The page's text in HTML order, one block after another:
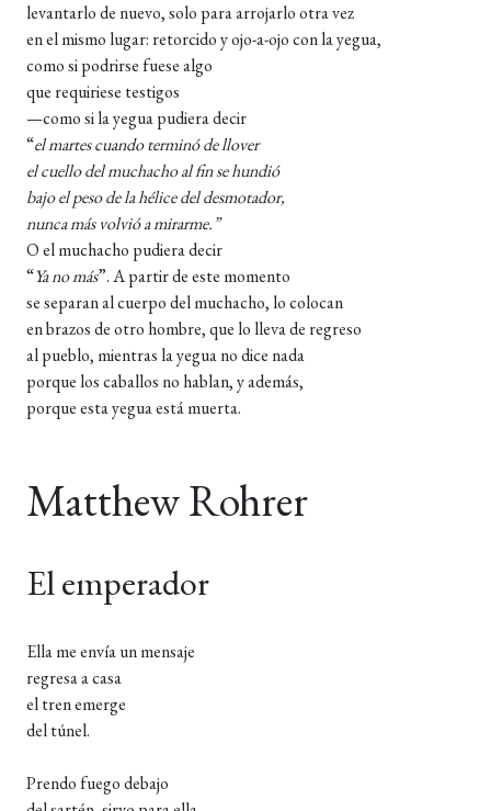
levantarlo de nuevo, solo para arrojarlo otra vez
en el mismo lugar: retorcido y ojo-a-ojo con la yegua,
como si podrirse fuese algo
que requiriese testigos
—como si la yegua pudiera decir
“el martes cuandoterminóde llover
el cuello del muchacho al fin se hundió
bajo el peso de la hélice del desmotador,
nunca más volvió a mirarme.”
O el muchacho pudiera decir
“Ya no más”. A partir de este momento
se separan al cuerpo del muchacho, lo colocan
en brazos de otro hombre, que lo lleva de regreso
al pueblo, mientras la yegua no dice nada
porque los caballos no hablan, y además,
porque esta yegua está muerta.
Matthew Rohrer
El emperador
Ella me envía un mensaje
regresa a casa
el tren emerge
del túnel.
Prendo fuego debajo